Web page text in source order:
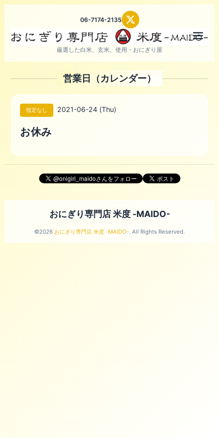
06-7174-2135
厳選した白米、玄米、使用・おにぎり屋
営業日（カレンダー）
指定なし 2021-06-24 (Thu)
お休み
おにぎり専門店 米度 -MAIDO-
©2026 おにぎり専門店 米度 -MAIDO-. All Rights Reserved.